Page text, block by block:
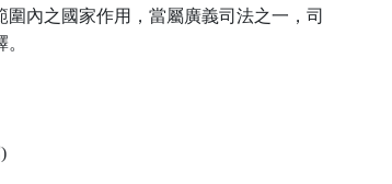
內之國家作用，當屬廣義司法之一，司